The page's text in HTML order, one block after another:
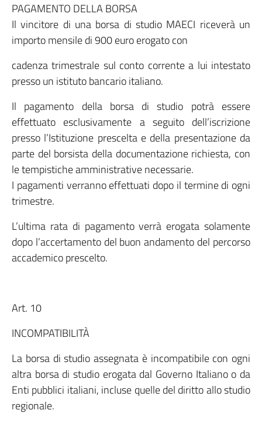
PAGAMENTO DELLA BORSA
Il vincitore di una borsa di studio MAECI riceverà un
importo mensile di 900 euro erogato con
cadenza trimestrale sul conto corrente a lui intestato
presso un istituto bancario italiano.
Il pagamento della borsa di studio potrà essere
effettuato esclusivamente a seguito dell’iscrizione
presso l’Istituzione prescelta e della presentazione da
parte del borsista della documentazione richiesta, con
le tempistiche amministrative necessarie.
I pagamenti verranno effettuati dopo il termine di ogni
trimestre.
L’ultima rata di pagamento verrà erogata solamente
dopo l’accertamento del buon andamento del percorso
accademico prescelto.
Art. 10
INCOMPATIBILITÀ
La borsa di studio assegnata è incompatibile con ogni
altra borsa di studio erogata dal Governo Italiano o da
Enti pubblici italiani, incluse quelle del diritto allo studio
regionale.